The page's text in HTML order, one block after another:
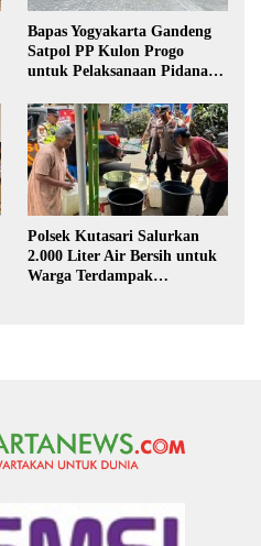
Bapas Yogyakarta Gandeng
Satpol PP Kulon Progo
untuk Pelaksanaan Pidana
Polsek Kutasari Salurkan
2.000 Liter Air Bersih untuk
Warga Terdampak